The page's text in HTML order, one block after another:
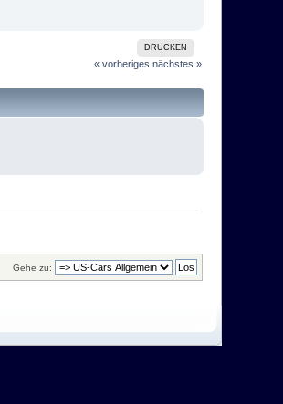
DRUCKEN
« vorheriges nächstes »
Gehe zu: